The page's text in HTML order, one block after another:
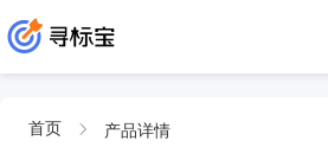
首页 产品详情